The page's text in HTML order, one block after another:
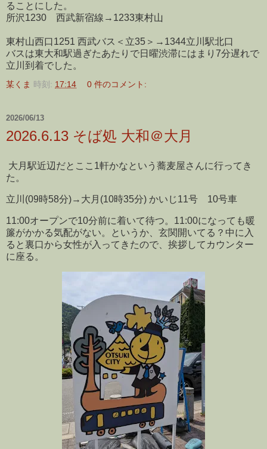
ることにした。
所沢1230 西武新宿線→1233東村山
東村山西口1251 西武バス＜立35＞→1344立川駅北口
バスは東大和駅過ぎたあたりで日曜渋滞にはまり7分遅れで
立川到着でした。
某くま 時刻: 17:14 0 件のコメント:
2026/06/13
2026.6.13 そば処 大和＠大月
大月駅近辺だとここ1軒かなという蕎麦屋さんに行ってき
た。
立川(09時58分)→大月(10時35分) かいじ11号 10号車
11:00オープンで10分前に着いて待つ。11:00になっても暖
簾がかかる気配がない。というか、玄関開いてる？中に入
ると裏口から女性が入ってきたので、挨拶してカウンター
に座る。